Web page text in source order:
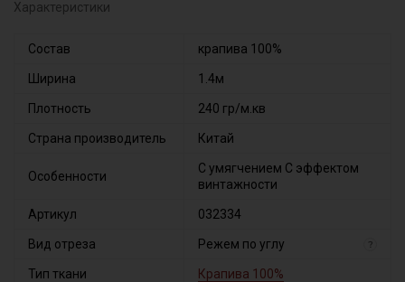
Характеристики
Состав крапива 100%
Ширина 1.4м
Плотность 240 гр/м.кв
Страна производитель Китай
Особенности
С умягчением С эффектом
винтажности
Артикул 032334
Вид отреза Режем по углу ?
Тип ткани Крапива 100%